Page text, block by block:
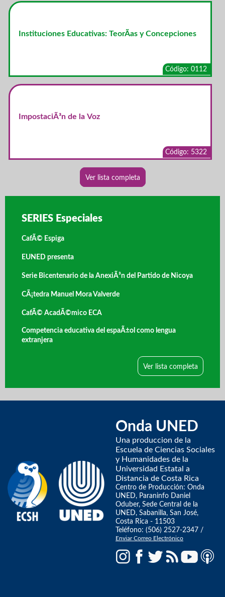
Instituciones Educativas: TeorÃ­as y Concepciones
Código: 0112
ImpostaciÃ³n de la Voz
Código: 5322
Ver lista completa
SERIES Especiales
CafÃ© Espiga
EUNED presenta
Serie Bicentenario de la AnexiÃ³n del Partido de Nicoya
CÃ¡tedra Manuel Mora Valverde
CafÃ© AcadÃ©mico ECA
Competencia educativa del espaÃ±ol como lengua
extranjera
Ver lista completa
Onda UNED
Una produccion de la
Escuela de Ciencias Sociales
y Humanidades de la
Universidad Estatal a
Distancia de Costa Rica
Centro de Producción: Onda
UNED, Paraninfo Daniel
Oduber, Sede Central de la
UNED, Sabanilla, San José,
Costa Rica - 11503
Teléfono: (506) 2527-2347 /
Enviar Correo Electrónico